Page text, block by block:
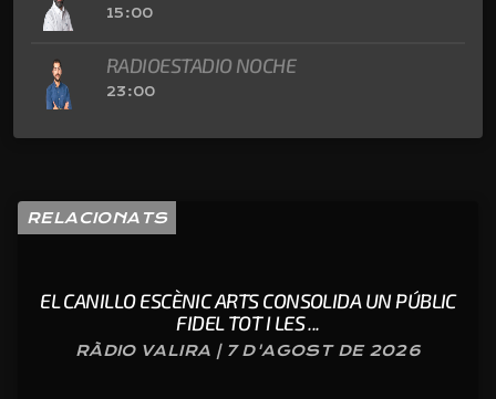
15:00
RADIOESTADIO NOCHE
23:00
RELACIONATS
EL CANILLO ESCÈNIC ARTS CONSOLIDA UN PÚBLIC
FIDEL TOT I LES ...
RÀDIO VALIRA | 7 D'AGOST DE 2026